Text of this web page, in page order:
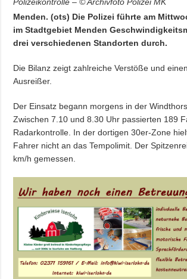
Polizeikontrolle – © Archivfoto Polizei MK
Menden. (ots) Die Polizei führte am
im Stadtgebiet Menden
drei verschiedenen Standorten durch.
Die Bilanz zeigt zahlreiche Verstöße und
Ausreißer.
Der Einsatz begann morgens in der
Zwischen 7.10 und 8.30 Uhr passierten 189
Radarkontrolle. In der dortigen 30er-Zone
Fahrer nicht an das Tempolimit. Der
km/h gemessen.